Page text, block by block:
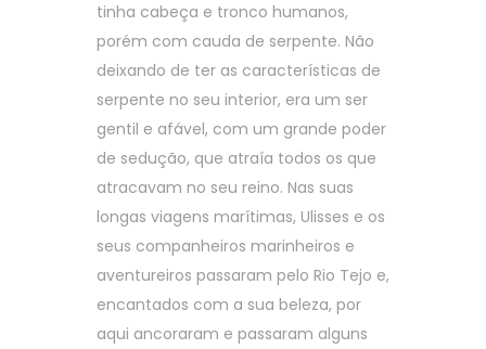
tinha cabeça e tronco humanos,
porém com cauda de serpente. Não
deixando de ter as características de
serpente no seu interior, era um ser
gentil e afável, com um grande poder
de sedução, que atraía todos os que
atracavam no seu reino. Nas suas
longas viagens marítimas, Ulisses e os
seus companheiros marinheiros e
aventureiros passaram pelo Rio Tejo e,
encantados com a sua beleza, por
aqui ancoraram e passaram alguns